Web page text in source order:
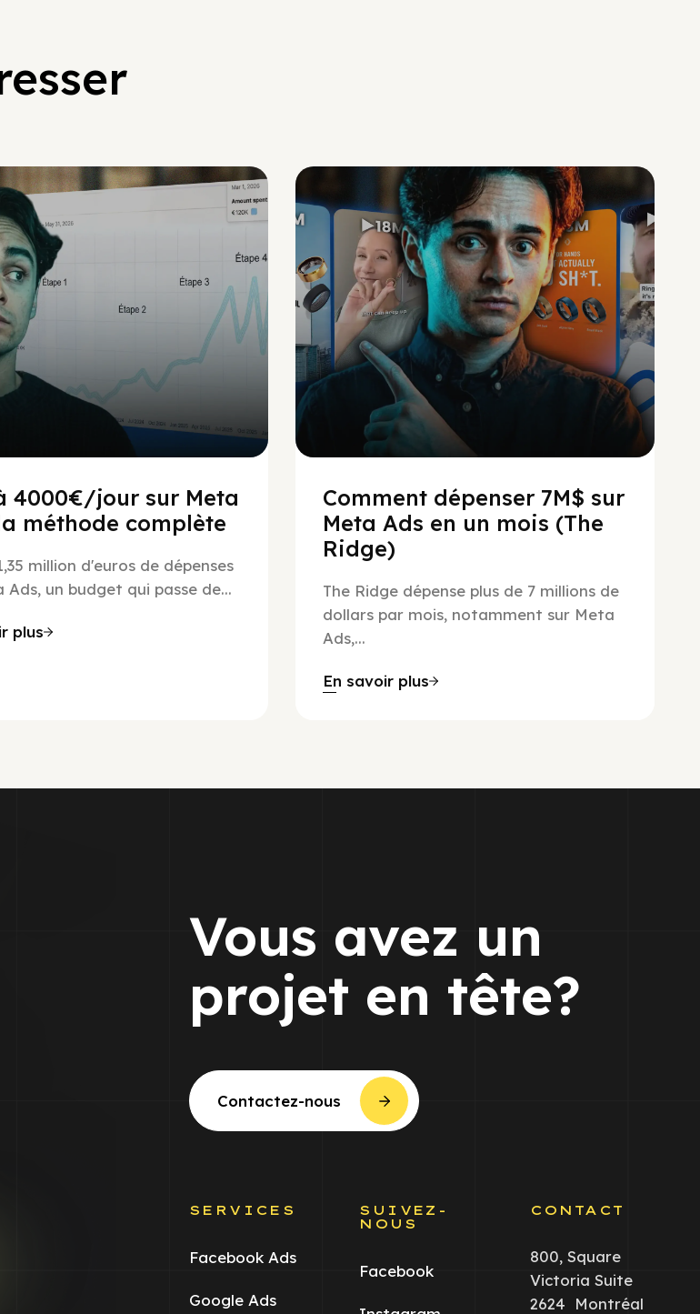
4000€/jour sur Meta
méthode complète
million d'euros de dépenses
Ads, un budget qui passe de...
plus
Social Scaling
Comment dépenser 7M$ sur
Meta Ads en un mois (The
Ridge)
The Ridge dépense plus de 7 millions de
dollars par mois, notamment sur Meta
Ads,...
En savoir plus
Vous avez un
projet en tête?
Contactez-nous
SERVICES
Facebook Ads
Google Ads
SUIVEZ-
NOUS
Facebook
CONTACT
800, Square
Victoria Suite
2624 Montréal